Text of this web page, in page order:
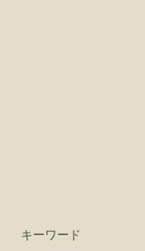
キーワード